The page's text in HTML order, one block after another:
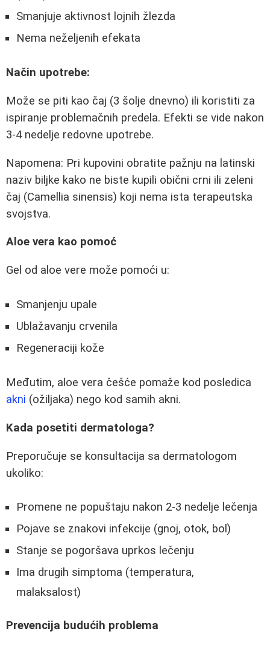
Smanjuje aktivnost lojnih žlezda
Nema neželjenih efekata
Način upotrebe:
Može se piti kao čaj (3 šolje dnevno) ili koristiti za
ispiranje problemačnih predela. Efekti se vide nakon
3-4 nedelje redovne upotrebe.
Napomena: Pri kupovini obratite pažnju na latinski
naziv biljke kako ne biste kupili obični crni ili zeleni
čaj (Camellia sinensis) koji nema ista terapeutska
svojstva.
Aloe vera kao pomoć
Gel od aloe vere može pomoći u:
Smanjenju upale
Ublažavanju crvenila
Regeneraciji kože
Međutim, aloe vera češće pomaže kod posledica
akni (ožiljaka) nego kod samih akni.
Kada posetiti dermatologa?
Preporučuje se konsultacija sa dermatologom
ukoliko:
Promene ne popuštaju nakon 2-3 nedelje lečenja
Pojave se znakovi infekcije (gnoj, otok, bol)
Stanje se pogoršava uprkos lečenju
Ima drugih simptoma (temperatura,
malaksalost)
Prevencija budućih problema